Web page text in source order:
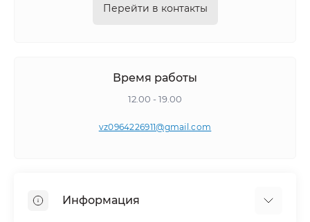
Перейти в контакты
Время работы
12.00 - 19.00
vz0964226911@gmail.com
Информация